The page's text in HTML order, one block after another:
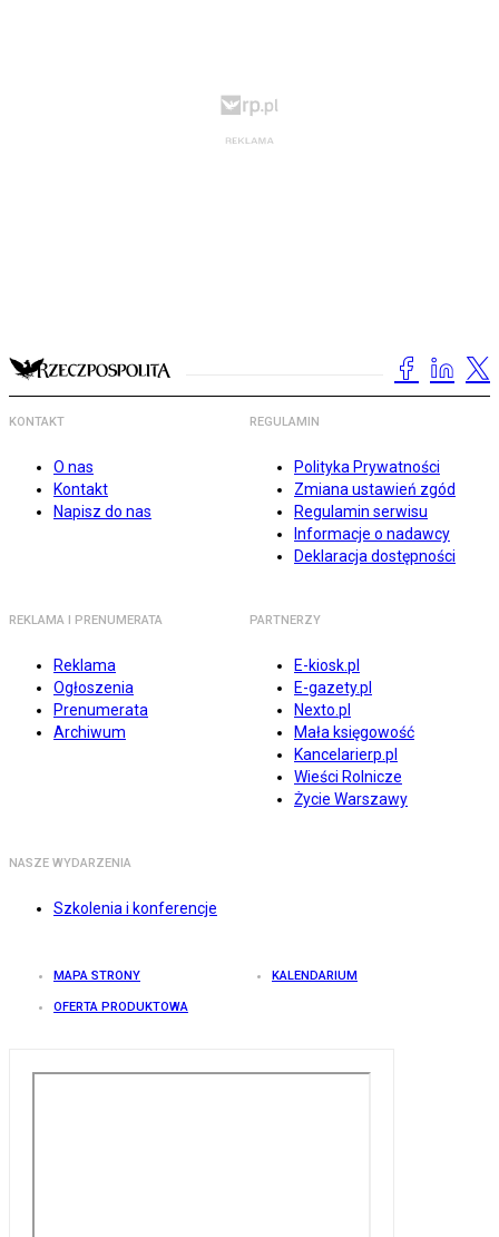
KONTAKT
O nas
Kontakt
Napisz do nas
REGULAMIN
Polityka Prywatności
Zmiana ustawień zgód
Regulamin serwisu
Informacje o nadawcy
Deklaracja dostępności
REKLAMA I PRENUMERATA
Reklama
Ogłoszenia
Prenumerata
Archiwum
PARTNERZY
E-kiosk.pl
E-gazety.pl
Nexto.pl
Mała księgowość
Kancelarierp.pl
Wieści Rolnicze
Życie Warszawy
NASZE WYDARZENIA
Szkolenia i konferencje
MAPA STRONY KALENDARIUM
OFERTA PRODUKTOWA